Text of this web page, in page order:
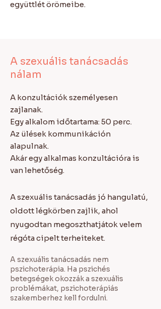
együttlét örömeibe.
A szexuális tanácsadás
nálam
A konzultációk személyesen
zajlanak.
Egy alkalom időtartama: 50 perc.
Az ülések kommunikáción
alapulnak.
Akár egy alkalmas konzultációra is
van lehetőség.
A szexuális tanácsadás jó hangulatú,
oldott légkörben zajlik, ahol
nyugodtan megoszthatjátok velem
régóta cipelt terheiteket.
A szexuális tanácsadás nem
pszichoterápia. Ha pszichés
betegségek okozzák a szexuális
problémákat, pszichoterápiás
szakemberhez kell fordulni.